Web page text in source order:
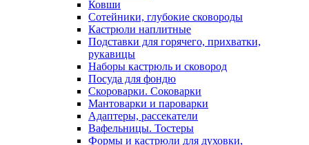
Ковши
Сотейники, глубокие сковороды
Кастрюли наплитные
Подставки для горячего, прихватки,
рукавицы
Наборы кастрюль и сковород
Посуда для фондю
Скороварки. Соковарки
Мантоварки и пароварки
Адаптеры, рассекатели
Вафельницы. Тостеры
Формы и кастрюли для духовки,